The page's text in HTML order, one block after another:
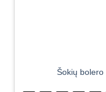
Šokių bolero